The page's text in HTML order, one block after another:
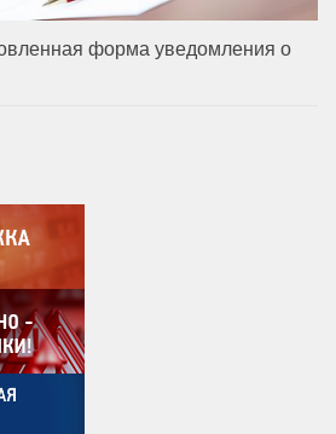
форма уведомления о